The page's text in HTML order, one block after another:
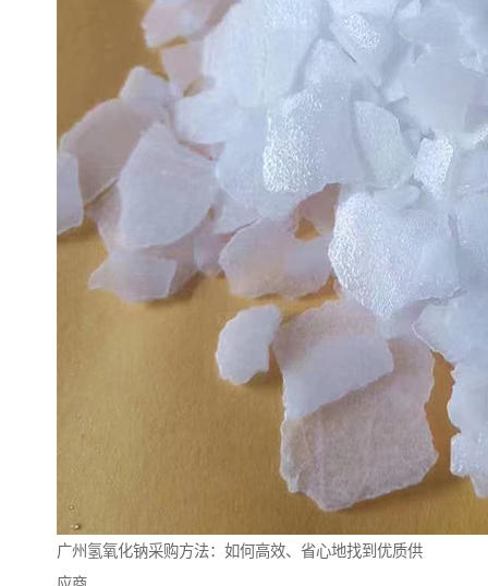
广州氢氧化钠采购方法：如何高效、省心地找到优质供